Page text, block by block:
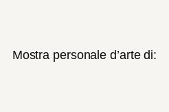
Mostra personale d’arte di: